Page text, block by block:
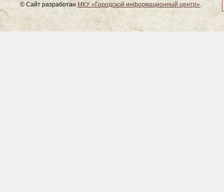
© Сайт разработан МКУ «Городской информационный центр».